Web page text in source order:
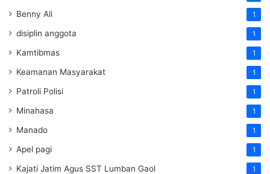
Benny Ali 1
disiplin anggota 1
Kamtibmas 1
Keamanan Masyarakat 1
Patroli Polisi 1
Minahasa 1
Manado 1
Apel pagi 1
Kajati Jatim Agus SST Lumban Gaol 1